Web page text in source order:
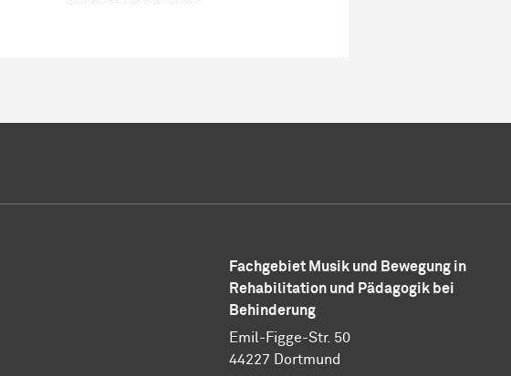
Fachgebiet Musik und Bewegung in
Rehabilitation und Pädagogik bei
Behinderung
Emil-Figge-Str. 50
44227 Dortmund